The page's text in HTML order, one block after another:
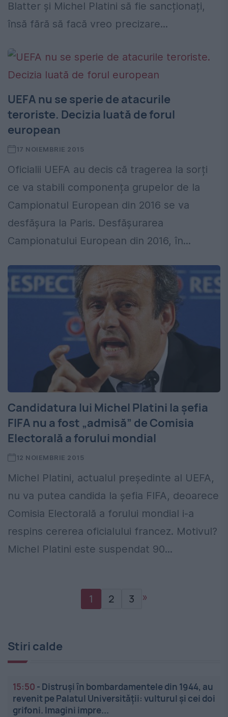
Blatter și Michel Platini să fie sancționați,
însă fără să facă vreo precizare...
UEFA nu se sperie de atacurile
teroriste. Decizia luată de forul
european
17 NOIEMBRIE 2015
Oficialii UEFA au decis că tragerea la sorți
ce va stabili componența grupelor de la
Campionatul European din 2016 se va
desfășura la Paris. Desfășurarea
Campionatului European din 2016, în...
Candidatura lui Michel Platini la şefia
FIFA nu a fost „admisă” de Comisia
Electorală a forului mondial
12 NOIEMBRIE 2015
Michel Platini, actualul președinte al UEFA,
nu va putea candida la șefia FIFA, deoarece
Comisia Electorală a forului mondial i-a
respins cererea oficialului francez. Motivul?
Michel Platini este suspendat 90...
1 2 3 »
Stiri calde
15:50 - Distruși în bombardamentele din 1944, au
revenit pe Palatul Universității: vulturul și cei doi
grifoni. Imagini impre...